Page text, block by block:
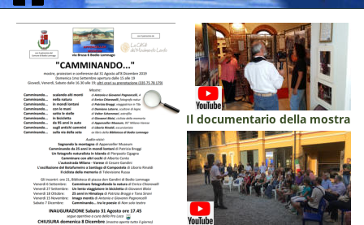
Il documentario della mostra